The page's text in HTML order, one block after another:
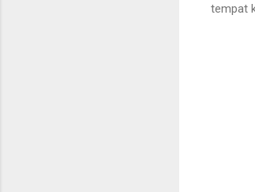
tempat